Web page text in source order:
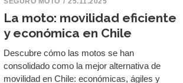
La moto: movilidad eficiente
y económica en Chile
Descubre cómo las motos se han
consolidado como la mejor alternativa de
movilidad en Chile: económicas, ágiles y